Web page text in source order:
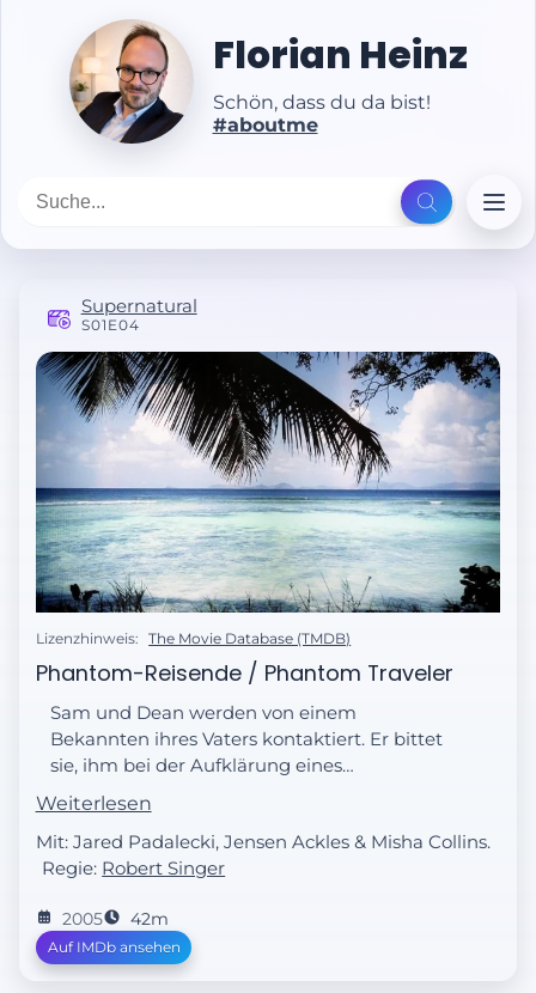
Florian Heinz
Schön, dass du da bist!
#aboutme
Supernatural
S01E04
Lizenzhinweis: The Movie Database (TMDB)
Phantom-Reisende / Phantom Traveler
Sam und Dean werden von einem
Bekannten ihres Vaters kontaktiert. Er bittet
sie, ihm bei der Aufklärung eines
mysteriösen Flugzeugabsturzes behilflich
zu sein. Wie sich herausstellt, gibt es
Überlebende des Unglücks. Sam und Dean
suchen nach Erklärungen und befragen
Unglückfluges bei einem zweiten
Flugzeugabsturz ums Leben kommt, wird
den beiden klar, dass sie es hier wohl mit
Weiterlesen
Mit: Jared Padalecki, Jensen Ackles & Misha Collins.
Regie: Robert Singer
2005 42m
Auf IMDb ansehen